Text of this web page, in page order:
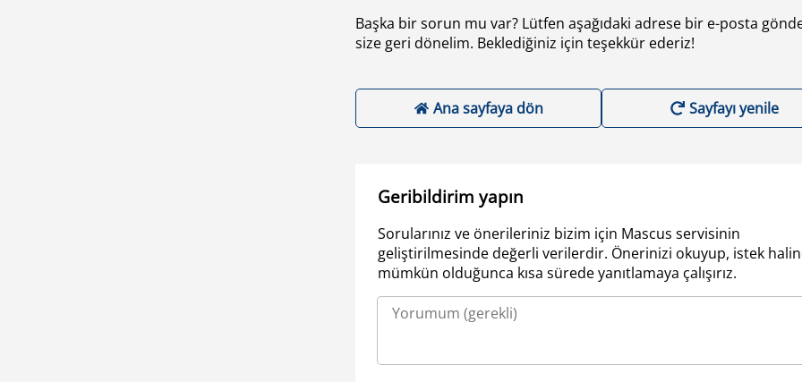
Başka bir sorun mu var? Lütfen aşağıdaki adrese bir e-posta
size geri dönelim. Beklediğiniz için teşekkür ederiz!
Ana sayfaya dön Sayfayı yenile
Geribildirim yapın
Sorularınız ve önerileriniz bizim için Mascus servisinin
geliştirilmesinde değerli verilerdir. Önerinizi okuyup, istek
mümkün olduğunca kısa sürede yanıtlamaya çalışırız.